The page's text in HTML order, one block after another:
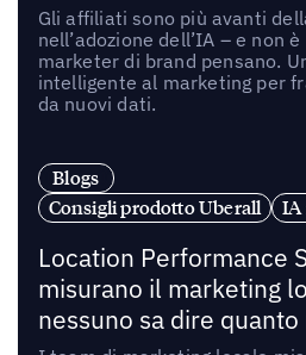
Gli affiliati sono più avanti
nell’adozione dell’IA – e non
marketer di brand pensano.
intelligente al marketing per
da nuovi dati.
Blogs
Consigli prodotto Uberall
IA
Location Performance
misurano il marketing
nessuno sa dire